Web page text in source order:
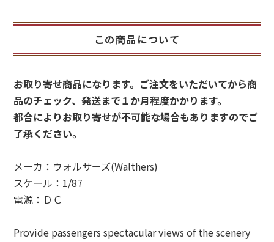
この商品について
お取り寄せ商品になります。ご注文をいただいてから商
品のチェック、発送まで１か月程度かかります。
都合によりお取り寄せが不可能な場合もありますのでご
了承ください。
メーカ：ウォルサーズ(Walthers)
スケール：1/87
電源：ＤＣ
Provide passengers spectacular views of the scenery